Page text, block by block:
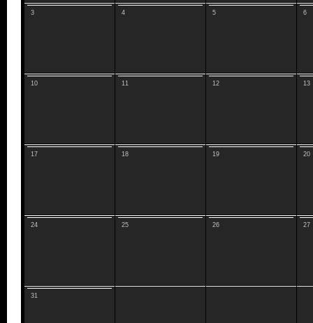
3 4 5 6
10 11 12 13
17 18 19 20
24 25 26 27
31